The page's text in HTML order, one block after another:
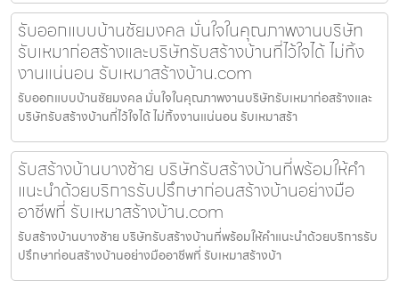
รับออกแบบบ้านชัยมงคล มั่นใจในคุณภาพงานบริษัท
รับเหมาก่อสร้างและบริษัทรับสร้างบ้านที่ไว้ใจได้ ไม่ทิ้ง
งานแน่นอน รับเหมาสร้างบ้าน.com
รับออกแบบบ้านชัยมงคล มั่นใจในคุณภาพงานบริษัทรับเหมาก่อสร้างและ
บริษัทรับสร้างบ้านที่ไว้ใจได้ ไม่ทิ้งงานแน่นอน รับเหมาสร้า
รับสร้างบ้านบางซ้าย บริษัทรับสร้างบ้านที่พร้อมให้คำ
แนะนำด้วยบริการรับปรึกษาก่อนสร้างบ้านอย่างมือ
อาชีพที่ รับเหมาสร้างบ้าน.com
รับสร้างบ้านบางซ้าย บริษัทรับสร้างบ้านที่พร้อมให้คำแนะนำด้วยบริการรับ
ปรึกษาก่อนสร้างบ้านอย่างมืออาชีพที่ รับเหมาสร้างบ้า